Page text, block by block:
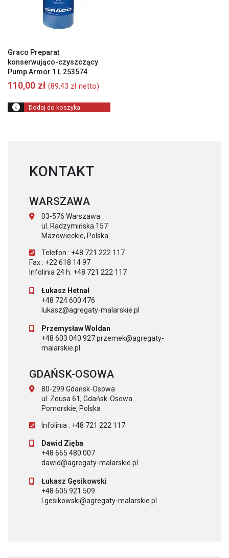
Graco Preparat
konserwująco-czyszczący
Pump Armor 1 L 253574
110,00 zł (89,43 zł netto)
Dodaj do koszyka
KONTAKT
WARSZAWA
03-576 Warszawa
ul. Radzymińska 157
Mazowieckie, Polska
Telefon : +48 721 222 117
Fax : +22 618 14 97
Infolinia 24 h: +48 721 222 117
Łukasz Hetnał
+48 724 600 476
lukasz@agregaty-malarskie.pl
Przemysław Woldan
+48 603 040 927 przemek@agregaty-
malarskie.pl
GDAŃSK-OSOWA
80-299 Gdańsk-Osowa
ul. Zeusa 61, Gdańsk-Osowa
Pomorskie, Polska
Infolinia : +48 721 222 117
Dawid Zięba
+48 665 480 007
dawid@agregaty-malarskie.pl
Łukasz Gęsikowski
+48 605 921 509
l.gesikowski@agregaty-malarskie.pl